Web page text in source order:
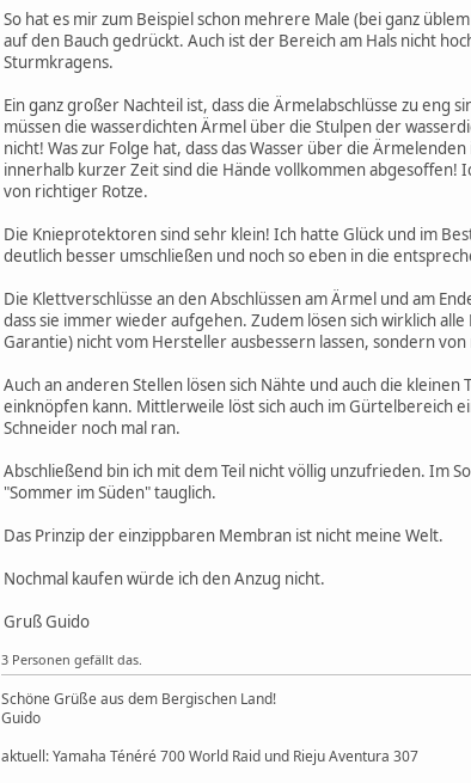
So hat es mir zum Beispiel schon mehrere Male (bei ganz
auf den Bauch gedrückt. Auch ist der Bereich am Hals nicht
Sturmkragens.
Ein ganz großer Nachteil ist, dass die Ärmelabschlüsse zu eng
müssen die wasserdichten Ärmel über die Stulpen der
nicht! Was zur Folge hat, dass das Wasser über die
innerhalb kurzer Zeit sind die Hände vollkommen
von richtiger Rotze.
Die Knieprotektoren sind sehr klein! Ich hatte Glück und im
deutlich besser umschließen und noch so eben in die
Die Klettverschlüsse an den Abschlüssen am Ärmel und am
dass sie immer wieder aufgehen. Zudem lösen sich wirklich
Garantie) nicht vom Hersteller ausbessern lassen, sondern
Auch an anderen Stellen lösen sich Nähte und auch die
einknöpfen kann. Mittlerweile löst sich auch im Gürtelbereich
Schneider noch mal ran.
Abschließend bin ich mit dem Teil nicht völlig unzufrieden. Im
"Sommer im Süden" tauglich.
Das Prinzip der einzippbaren Membran ist nicht meine Welt.
Nochmal kaufen würde ich den Anzug nicht.
Gruß Guido
3 Personen gefällt das.
Schöne Grüße aus dem Bergischen Land!
Guido
aktuell: Yamaha Ténéré 700 World Raid und Rieju Aventura 307